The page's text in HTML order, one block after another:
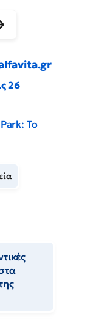
alfavita.gr
26
Το